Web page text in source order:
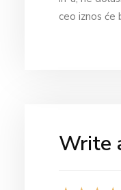
ceo iznos će
Write